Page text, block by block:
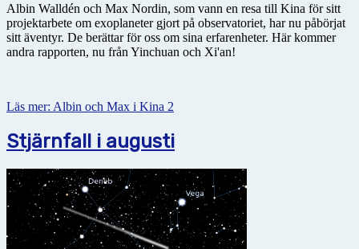
Albin Walldén och Max Nordin, som vann en resa till Kina för sitt
projektarbete om exoplaneter gjort på observatoriet, har nu påbörjat
sitt äventyr. De berättar för oss om sina erfarenheter. Här kommer
andra rapporten, nu från Yinchuan och Xi'an!
Läs mer: Albin och Max i Kina 2
Stjärnfall i augusti